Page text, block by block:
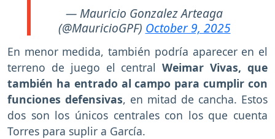
— Mauricio Gonzalez Arteaga
(@MauricioGPF) October 9, 2025
En menor medida, también podría aparecer en el
terreno de juego el centralWeimar Vivas, que
también ha entrado al campo para cumplir con
funciones defensivas, en mitad de cancha. Estos
dos son los únicos centrales con los que cuenta
Torres para suplir a García.